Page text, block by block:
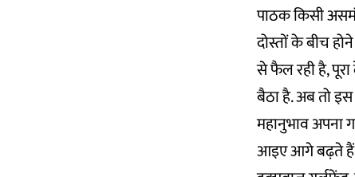
पाठक किसी
दोस्तों के बीच
से फैल रही है,
बैठा है. अब तो
महानुभाव अपना
आइए आगे बढ़ते हैं,